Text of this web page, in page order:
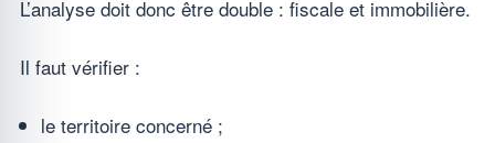
L’analyse doit donc être double : fiscale et immobilière.
Il faut vérifier :
le territoire concerné ;